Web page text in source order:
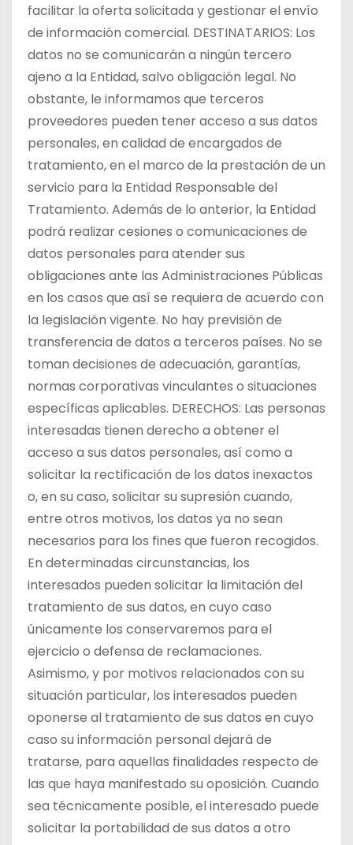
facilitar la oferta solicitada y gestionar el envío
de información comercial. DESTINATARIOS: Los
datos no se comunicarán a ningún tercero
ajeno a la Entidad, salvo obligación legal. No
obstante, le informamos que terceros
proveedores pueden tener acceso a sus datos
personales, en calidad de encargados de
tratamiento, en el marco de la prestación de un
servicio para la Entidad Responsable del
Tratamiento. Además de lo anterior, la Entidad
podrá realizar cesiones o comunicaciones de
datos personales para atender sus
obligaciones ante las Administraciones Públicas
en los casos que así se requiera de acuerdo con
la legislación vigente. No hay previsión de
transferencia de datos a terceros países. No se
toman decisiones de adecuación, garantías,
normas corporativas vinculantes o situaciones
específicas aplicables. DERECHOS: Las personas
interesadas tienen derecho a obtener el
acceso a sus datos personales, así como a
solicitar la rectificación de los datos inexactos
o, en su caso, solicitar su supresión cuando,
entre otros motivos, los datos ya no sean
necesarios para los fines que fueron recogidos.
En determinadas circunstancias, los
interesados pueden solicitar la limitación del
tratamiento de sus datos, en cuyo caso
únicamente los conservaremos para el
ejercicio o defensa de reclamaciones.
Asimismo, y por motivos relacionados con su
situación particular, los interesados pueden
oponerse al tratamiento de sus datos en cuyo
caso su información personal dejará de
tratarse, para aquellas finalidades respecto de
las que haya manifestado su oposición. Cuando
sea técnicamente posible, el interesado puede
solicitar la portabilidad de sus datos a otro